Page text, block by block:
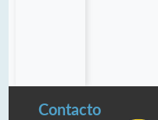
Contacto